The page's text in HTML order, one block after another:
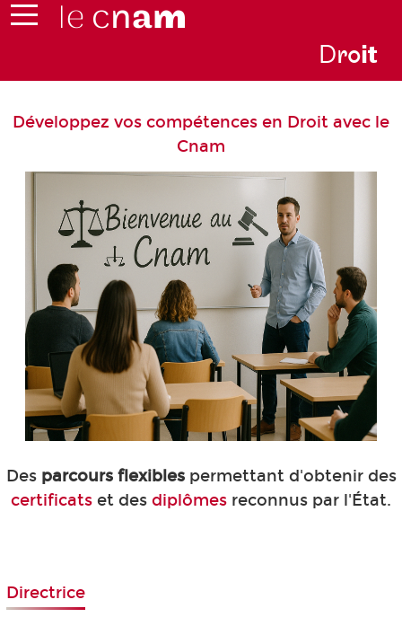
Droit
Développez vos compétences en Droit avec le
Cnam
Des parcours flexiblespermettant d'obtenir des
certificats et des diplômes reconnus par l'État.
Directrice